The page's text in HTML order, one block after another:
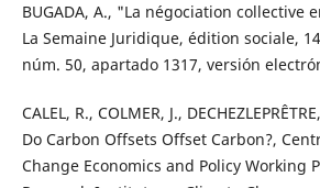
BUGADA, A., "La négociation collective
La Semaine Juridique, édition sociale,
núm. 50, apartado 1317, versión
CALEL, R., COLMER, J.,
Do Carbon Offsets Offset Carbon?,
Change Economics and Policy Working